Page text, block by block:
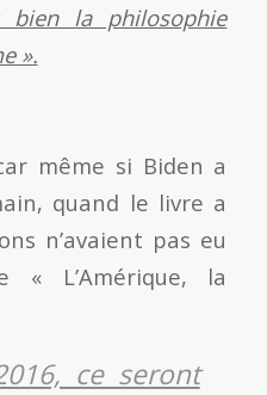
bien la philosophie
».
même si Biden a
quand le livre a
n’avaient pas eu
« L’Amérique, la
ce seront